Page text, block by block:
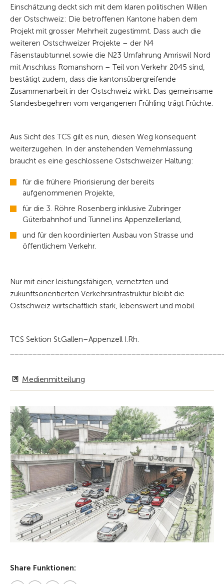
Einschätzung deckt sich mit dem klaren politischen Willen
der Ostschweiz: Die betroffenen Kantone haben dem
Projekt mit grosser Mehrheit zugestimmt. Dass auch die
weiteren Ostschweizer Projekte – der N4
Fäsenstaubtunnel sowie die N23 Umfahrung Amriswil Nord
mit Anschluss Romanshorn – Teil von Verkehr 2045 sind,
bestätigt zudem, dass die kantonsübergreifende
Zusammenarbeit in der Ostschweiz wirkt. Das gemeinsame
Standesbegehren vom vergangenen Frühling trägt Früchte.
Aus Sicht des TCS gilt es nun, diesen Weg konsequent
weiterzugehen. In der anstehenden Vernehmlassung
braucht es eine geschlossene Ostschweizer Haltung:
für die frühere Priorisierung der bereits
aufgenommenen Projekte,
für die 3. Röhre Rosenberg inklusive Zubringer
Güterbahnhof und Tunnel ins Appenzellerland,
und für den koordinierten Ausbau von Strasse und
öffentlichem Verkehr.
Nur mit einer leistungsfähigen, vernetzten und
zukunftsorientierten Verkehrsinfrastruktur bleibt die
Ostschweiz wirtschaftlich stark, lebenswert und mobil.
TCS Sektion St.Gallen–Appenzell I.Rh.
Medienmitteilung
Share Funktionen: